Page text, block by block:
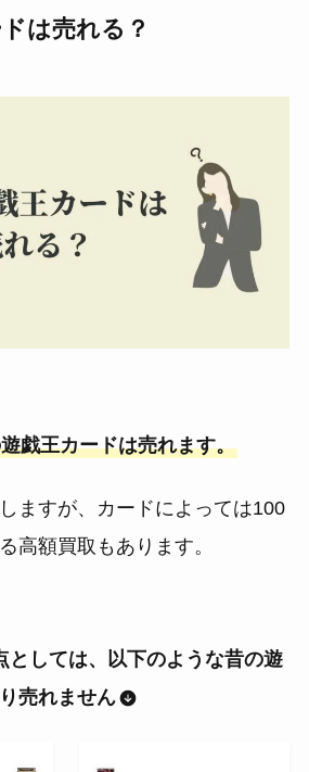
は売れる？
戯王カードは売れます。
ますが、カードによっては100
高額買取もあります。
としては、以下のような昔の遊
売れません